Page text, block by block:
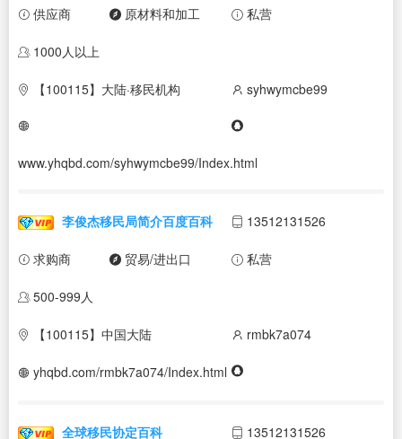
供应商 原材料和加工 私营
1000人以上
【100115】大陆·移民机构 syhwymcbe99
www.yhqbd.com/syhwymcbe99/Index.html
李俊杰移民局简介百度百科 13512131526
求购商 贸易/进出口 私营
500-999人
【100115】中国大陆 rmbk7a074
yhqbd.com/rmbk7a074/Index.html
全球移民协定百科 13512131526